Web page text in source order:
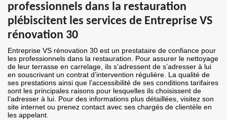
professionnels dans la restauration
plébiscitent les services de Entreprise VS
rénovation 30
Entreprise VS rénovation 30 est un prestataire de confiance pour
les professionnels dans la restauration. Pour assurer le nettoyage
de leur terrasse en carrelage, ils s’adressent de s’adresser à lui
en souscrivant un contrat d’intervention régulière. La qualité de
ses prestations ainsi que l’accessibilité de ses conditions tarifaires
sont les principales raisons pour lesquelles ils choisissent de
l’adresser à lui. Pour des informations plus détaillées, visitez son
site internet ou prenez contact avec ses chargés de clientèle en
les appelant.